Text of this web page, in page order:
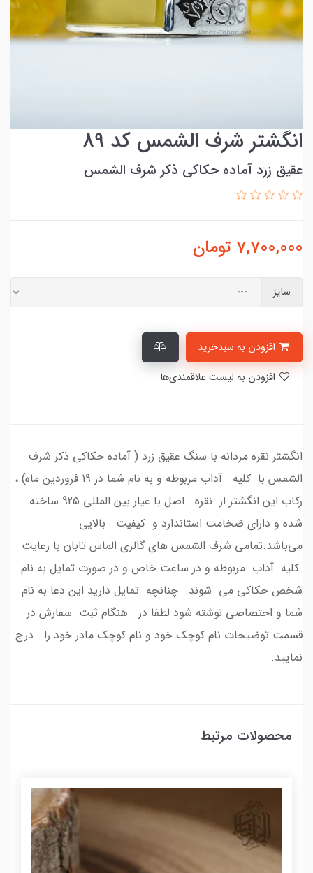
انگشتر شرف الشمس کد 89
عقیق زرد آماده حکاکی ذکر شرف الشمس
7,700,000 تومان
سایز
انگشتر نقره مردانه با سنگ عقیق زرد ( آماده حکاکی ذکر شرف
الشمس با کلیه آداب مربوطه و به نام شما در 19 فروردین ماه) ،
رکاب این انگشتر از نقره اصل با عیار بین المللی 925 ساخته
شده و دارای ضخامت استاندارد و کیفیت بالایی
می‌باشد.تمامی شرف الشمس های گالری الماس تابان با رعایت
کلیه آداب مربوطه و در ساعت خاص و در صورت تمایل به نام
شخص حکاکی می شوند. چنانچه تمایل دارید این دعا به نام
شما و اختصاصی نوشته شود لطفا در هنگام ثبت سفارش در
قسمت توضیحات نام کوچک خود و نام کوچک مادر خود را درج
نمایید.
محصولات مرتبط